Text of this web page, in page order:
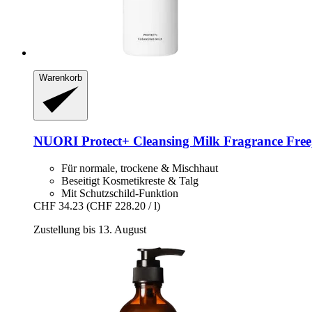
Warenkorb
NUORI Protect+ Cleansing Milk Fragrance
Für normale, trockene & Mischhaut
Beseitigt Kosmetikreste & Talg
Mit Schutzschild-Funktion
CHF 34.23 (CHF 228.20 / l)
Zustellung bis 13. August